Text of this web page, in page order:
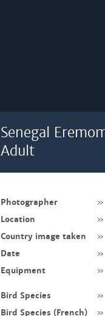
Senegal
Adult
Photographer »
Location
»
Country image taken
»
Date
»
Equipment
»
Bird Species
»
Bird Species (French)
»